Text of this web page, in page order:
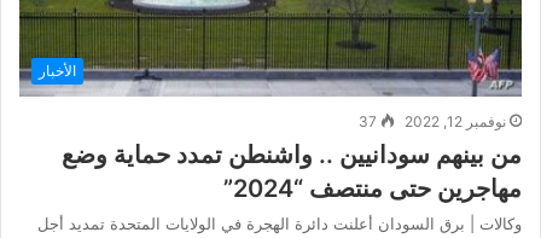
الأخبار
نوفمبر 12, 2022 37
من بينهم سودانيين .. واشنطن تمدد حماية وضع
مهاجرين حتى منتصف “2024”
وكالات | برق السودان أعلنت دائرة الهجرة في الولايات المتحدة تمديد أجل